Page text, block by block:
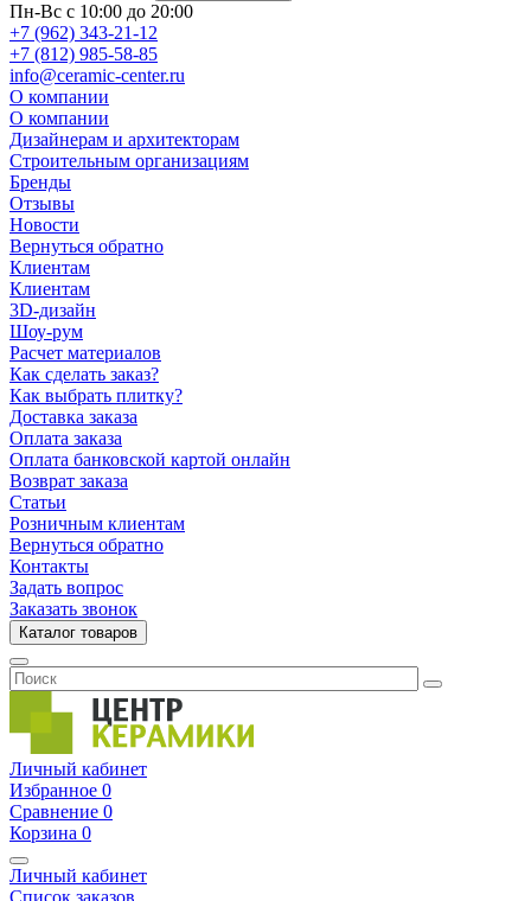
Пн-Вс с 10:00 до 20:00
+7 (962) 343-21-12
+7 (812) 985-58-85
info@ceramic-center.ru
О компании
О компании
Дизайнерам и архитекторам
Строительным организациям
Бренды
Отзывы
Новости
Вернуться обратно
Клиентам
Клиентам
3D-дизайн
Шоу-рум
Расчет материалов
Как сделать заказ?
Как выбрать плитку?
Доставка заказа
Оплата заказа
Оплата банковской картой онлайн
Возврат заказа
Статьи
Розничным клиентам
Вернуться обратно
Контакты
Задать вопрос
Заказать звонок
Каталог товаров
Личный кабинет
Избранное 0
Сравнение 0
Корзина 0
Личный кабинет
Список заказов